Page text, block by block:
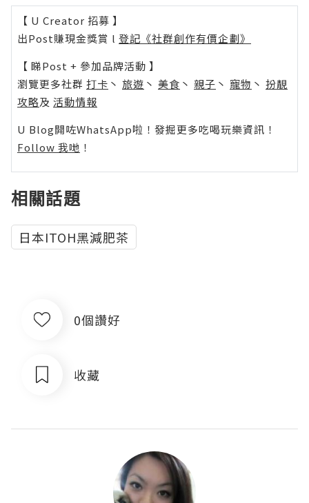
【 U Creator 招募 】
出Post賺現金獎賞 l 登記《社群創作有價企劃》
【 睇Post + 參加品牌活動 】
瀏覽更多社群 打卡 丶 旅遊 丶 美食 丶 親子 丶 寵物 丶 扮靚
攻略及 活動情報
U Blog開咗WhatsApp啦！發掘更多吃喝玩樂資訊！
Follow 我哋 ！
相關話題
日本ITOH黑減肥茶
0個讚好
收藏